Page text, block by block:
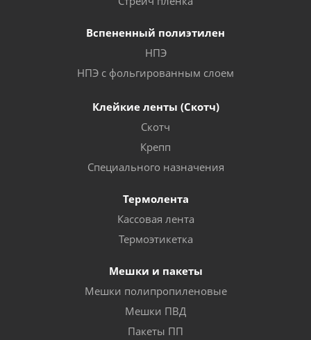
Вспененный полиэтилен
НПЭ
НПЭ с фольгированным слоем
Клейкие ленты (Скотч)
Скотч
Крепп
Специального назначения
Термолента
Кассовая лента
Термоэтикетка
Мешки и пакеты
Мешки полипропиленовые
Мешки ПВД
Пакеты ПП